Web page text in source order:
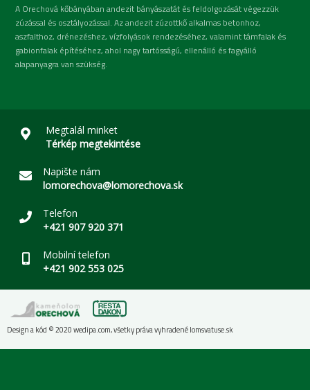
A Orechová kőbányában andezit bányászatát és feldolgozását végezzük
zúzással és osztályozással. Az andezit zúzottkő alkalmas betonhoz,
aszfalthoz, drénezéshez, vízfolyások rendezéséhez, valamint támfalak és
gabionfalak építéséhez, ahol nagy tartósságú, ellenálló és fagyálló
alapanyagra van szükség.
Megtalál minket
Térkép megtekintése
Napište nám
lomorechova@lomorechova.sk
Telefon
+421 907 920 371
Mobilní telefon
+421 902 553 025
Design a kód © 2020wedipa.com, všetky práva vyhradenélomsvatuse.sk